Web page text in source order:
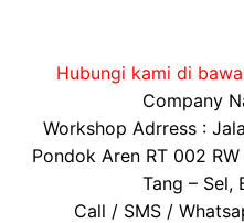
Hubungi kami di
Company
Workshop Adrress :
Pondok Aren RT 002
Tang – Sel,
Call / SMS /